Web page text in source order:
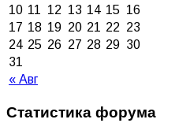
« Авг
10 11 12 13 14 15 16
17 18 19 20 21 22 23
24 25 26 27 28 29 30
31
Статистика форума